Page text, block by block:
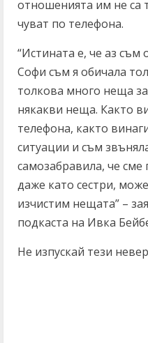
отношенията им не са
чуват по телефона.
“Истината е, че аз
Софи съм я обичала
толкова много неща
някакви неща. Както
телефона, както
ситуации и съм
самозабравила, че
даже като сестри,
изчистим нещата” –
подкаста на Ивка
Не изпускай тези